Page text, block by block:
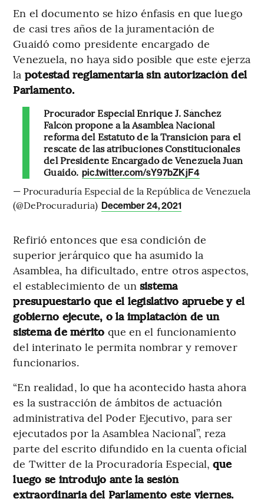
En el documento se hizo énfasis en que luego
de casi tres años de la juramentación de
Guaidó como presidente encargado de
Venezuela, no haya sido posible que este ejerza
la potestad reglamentaria sin autorización del
Parlamento.
Procurador Especial Enrique J. Sánchez
Falcón propone a la Asamblea Nacional
reforma del Estatuto de la Transición para el
rescate de las atribuciones Constitucionales
del Presidente Encargado de Venezuela Juan
Guaidó. pic.twitter.com/sY97bZKjF4
— Procuraduría Especial de la República de Venezuela
(@DeProcuraduria) December 24, 2021
Refirió entonces que esa condición de
superior jerárquico que ha asumido la
Asamblea, ha dificultado, entre otros aspectos,
el establecimiento de un sistema
presupuestario que el legislativo apruebe y el
gobierno ejecute, o la implatación de un
sistema de mérito que en el funcionamiento
del interinato le permita nombrar y remover
funcionarios.
“En realidad, lo que ha acontecido hasta ahora
es la sustracción de ámbitos de actuación
administrativa del Poder Ejecutivo, para ser
ejecutados por la Asamblea Nacional”, reza
parte del escrito difundido en la cuenta oficial
de Twitter de la Procuradoría Especial,que
luego se introdujo ante la sesión
extraordinaria del Parlamento este viernes.